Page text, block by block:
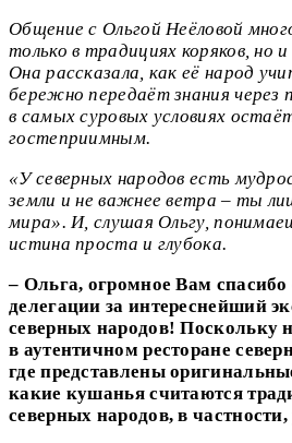
Общение с Ольгой Неёловой
только в традициях коряков, но
Она рассказала, как её народ
бережно передаёт знания через
в самых суровых условиях
гостеприимным.
«У северных народов есть
земли и не важнее ветра – ты
мира». И, слушая Ольгу,
истина проста и глубока.
– Ольга, огромное Вам
делегации за интереснейший
северных народов! Поскольку
в аутентичном ресторане
где представлены
какие кушанья считаются
северных народов, в